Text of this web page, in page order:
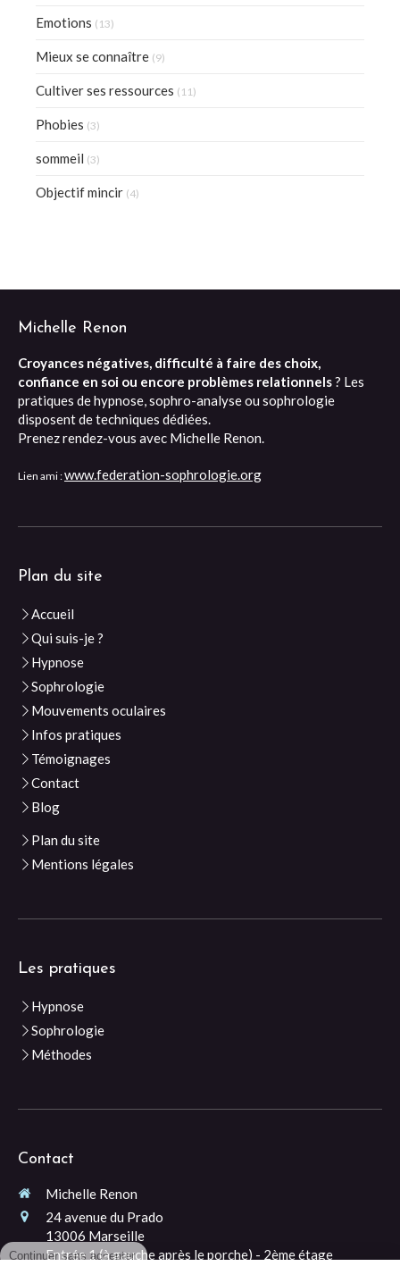
Continuer sans accepter
Emotions (13)
Mieux se connaître (9)
Cultiver ses ressources (11)
Phobies (3)
sommeil (3)
Objectif mincir (4)
Michelle Renon
Croyances négatives, difficulté à faire des choix,
confiance en soi ou encore problèmes relationnels? Les
pratiques de hypnose, sophro-analyse ou sophrologie
disposent de techniques dédiées.
Prenez rendez-vous avec Michelle Renon.
Lien ami :www.federation-sophrologie.org
Plan du site
Accueil
Qui suis-je ?
Hypnose
Sophrologie
Mouvements oculaires
Infos pratiques
Témoignages
Contact
Blog
Plan du site
Mentions légales
Les pratiques
Hypnose
Sophrologie
Méthodes
Contact
Michelle Renon
24 avenue du Prado
13006 Marseille
Entrée 1 (à gauche après le porche) - 2ème étage